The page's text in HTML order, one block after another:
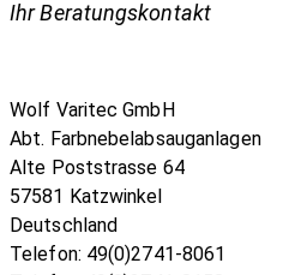
Ihr Beratungskontakt
Wolf Varitec GmbH
Abt. Farbnebelabsauganlagen
Alte Poststrasse 64
57581 Katzwinkel
Deutschland
Telefon: 49(0)2741-8061